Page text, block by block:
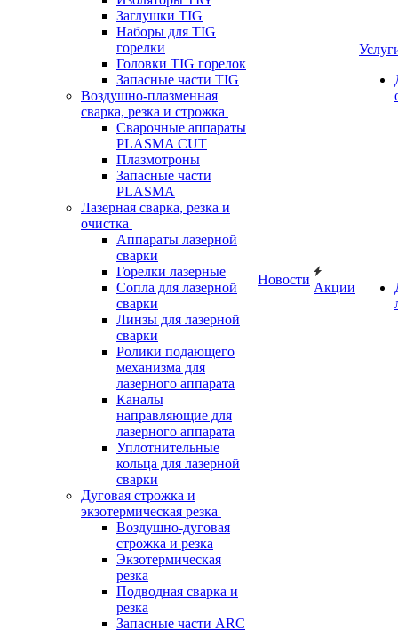
Заглушки TIG
Наборы для TIG
горелки
Головки TIG горелок
Запасные части TIG
Воздушно-плазменная
сварка, резка и строжка
Сварочные аппараты
PLASMA CUT
Плазмотроны
Запасные части
PLASMA
Лазерная сварка, резка и
очистка
Аппараты лазерной
сварки
Горелки лазерные
Сопла для лазерной
сварки
Линзы для лазерной
сварки
Ролики подающего
механизма для
лазерного аппарата
Каналы
направляющие для
лазерного аппарата
Уплотнительные
кольца для лазерной
сварки
Дуговая строжка и
экзотермическая резка
Воздушно-дуговая
строжка и резка
Экзотермическая
резка
Подводная сварка и
резка
Запасные части ARC
Новости
Акции